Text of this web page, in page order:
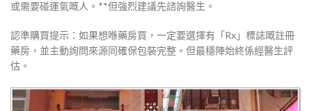
或需要碰運氣嘅人。**但強烈建議先諮詢醫生。
認準購買提示：如果想喺藥房買，一定要選擇有「Rx」標誌嘅註冊
藥房，並主動詢問來源同確保包裝完整。但最穩陣始終係經醫生評
估。